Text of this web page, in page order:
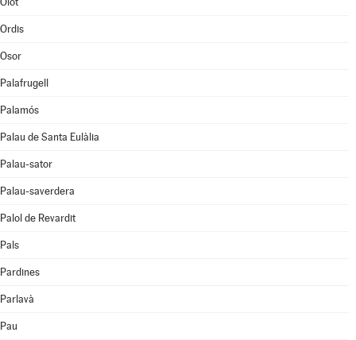
Ordis
Osor
Palafrugell
Palamós
Palau de Santa Eulàlia
Palau-sator
Palau-saverdera
Palol de Revardit
Pals
Pardines
Parlavà
Pau